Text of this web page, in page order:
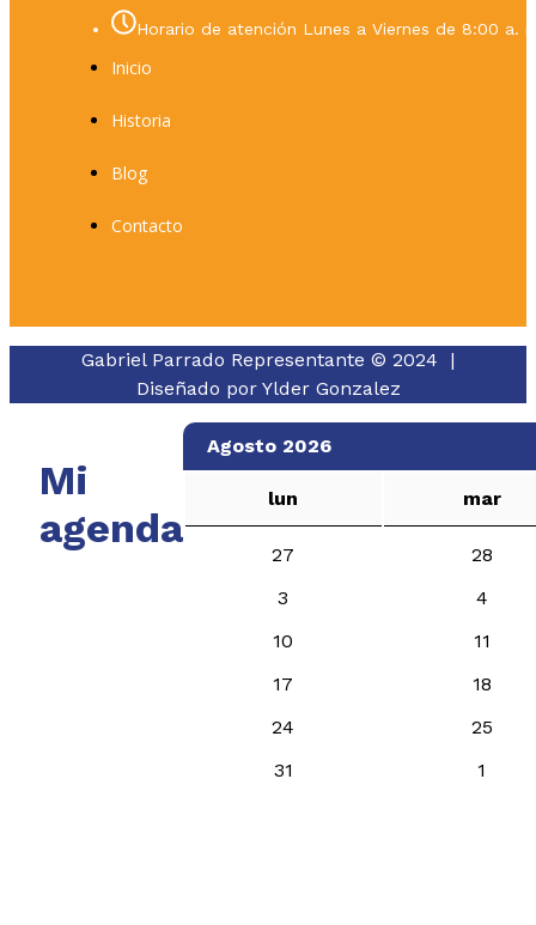
Horario de atención Lunes a Viernes de 8:00 a.
Inicio
Historia
Blog
Contacto
Gabriel Parrado Representante © 2024 |
Diseñado por Ylder Gonzalez
Mi
agenda
Agosto 2026
lun mar
27
28
3
4
10
11
17
18
24
25
31
1